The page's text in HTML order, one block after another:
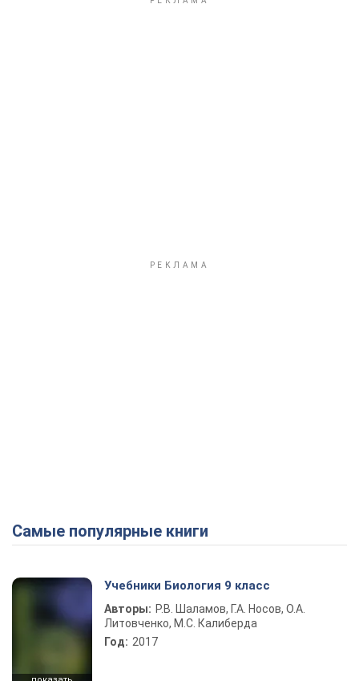
Самые популярные книги
Учебники Биология 9 класс
Авторы: Р.В. Шаламов, Г.А. Носов, О.А.
Литовченко, М.С. Калиберда
Год: 2017